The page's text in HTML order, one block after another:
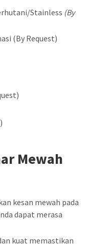
Stainless (By
(By Request)
Mewah
kesan mewah pada
dapat merasa
kuat memastikan